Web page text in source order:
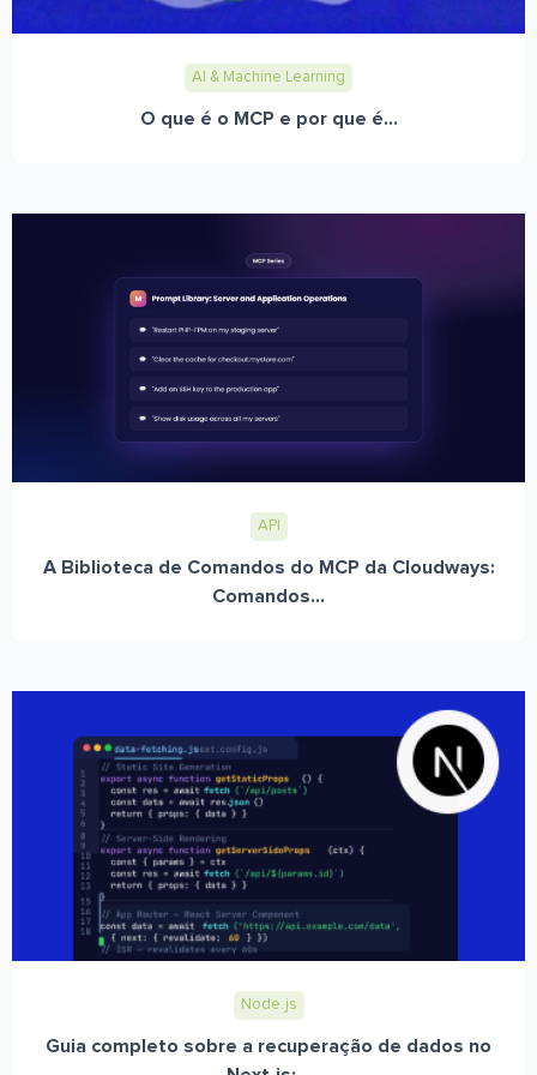
AI & Machine Learning
O que é o MCP e por que é...
API
A Biblioteca de Comandos do MCP da Cloudways:
Comandos...
Node.js
Guia completo sobre a recuperação de dados no